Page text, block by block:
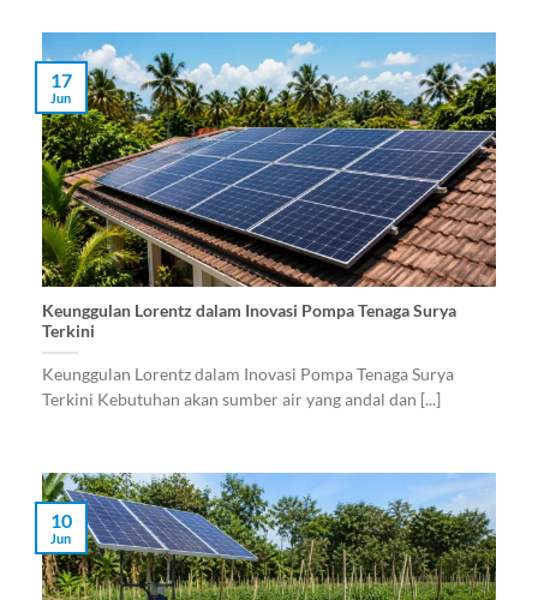
Keunggulan Lorentz dalam Inovasi Pompa Tenaga Surya
Terkini
Keunggulan Lorentz dalam Inovasi Pompa Tenaga Surya
Terkini Kebutuhan akan sumber air yang andal dan [...]
17
Jun
10
Jun